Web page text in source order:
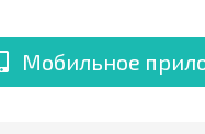
Мобильное